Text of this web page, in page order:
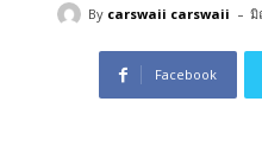
By carswaii carswaii - มิ
Facebook